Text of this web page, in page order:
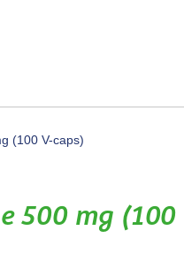
(100 V-caps)
500 mg (100